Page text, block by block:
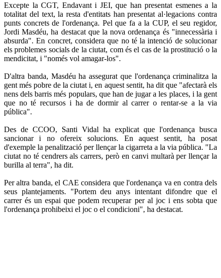
Excepte la CGT, Endavant i JEI, que han presentat esmenes a la
totalitat del text, la resta d'entitats han presentat al·legacions contra
punts concrets de l'ordenança. Pel que fa a la CUP, el seu regidor,
Jordi Masdéu, ha destacat que la nova ordenança és "innecessària i
absurda". En concret, considera que no té la intenció de solucionar
els problemes socials de la ciutat, com és el cas de la prostitució o la
mendicitat, i "només vol amagar-los".
D'altra banda, Masdéu ha assegurat que l'ordenança criminalitza la
gent més pobre de la ciutat i, en aquest sentit, ha dit que "afectarà els
nens dels barris més populars, que han de jugar a les places, i la gent
que no té recursos i ha de dormir al carrer o rentar-se a la via
pública".
Des de CCOO, Santi Vidal ha explicat que l'ordenança busca
sancionar i no ofereix solucions. En aquest sentit, ha posat
d'exemple la penalització per llençar la cigarreta a la via pública. "La
ciutat no té cendrers als carrers, però en canvi multarà per llençar la
burilla al terra", ha dit.
Per altra banda, el CAE considera que l'ordenança va en contra dels
seus plantejaments. "Portem deu anys intentant difondre que el
carrer és un espai que podem recuperar per al joc i ens sobta que
l'ordenança prohibeixi el joc o el condicioni", ha destacat.